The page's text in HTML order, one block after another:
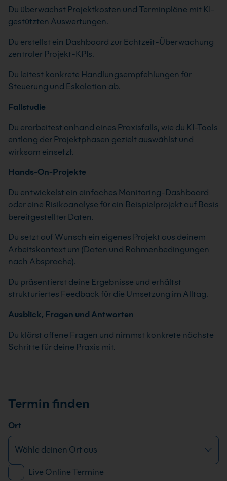
Du überwachst Projektkosten und Terminpläne mit KI-
gestützten Auswertungen.
Du erstellst ein Dashboard zur Echtzeit-Überwachung
zentraler Projekt-KPIs.
Du leitest konkrete Handlungsempfehlungen für
Steuerung und Eskalation ab.
Fallstudie
Du erarbeitest anhand eines Praxisfalls, wie du KI-Tools
entlang der Projektphasen gezielt auswählst und
wirksam einsetzt.
Hands-On-Projekte
Du entwickelst ein einfaches Monitoring-Dashboard
oder eine Risikoanalyse für ein Beispielprojekt auf Basis
bereitgestellter Daten.
Du setzt auf Wunsch ein eigenes Projekt aus deinem
Arbeitskontext um (Daten und Rahmenbedingungen
nach Absprache).
Du präsentierst deine Ergebnisse und erhältst
strukturiertes Feedback für die Umsetzung im Alltag.
Ausblick, Fragen und Antworten
Du klärst offene Fragen und nimmst konkrete nächste
Schritte für deine Praxis mit.
Termin finden
Ort
Live Online Termine